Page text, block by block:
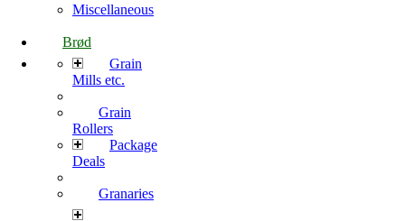
Miscellaneous
Brød
Grain
Mills etc.
Grain
Rollers
Package
Deals
Granaries